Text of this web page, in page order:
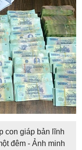
con giáp bản lĩnh
đêm - Ảnh minh